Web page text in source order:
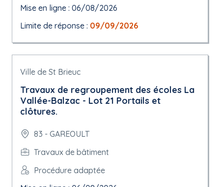
Mise en ligne : 06/08/2026
Limite de réponse : 09/09/2026
Ville de St Brieuc
Travaux de regroupement des écoles La
Vallée-Balzac - Lot 21 Portails et
clôtures.
83 - GAREOULT
Travaux de bâtiment
Procédure adaptée